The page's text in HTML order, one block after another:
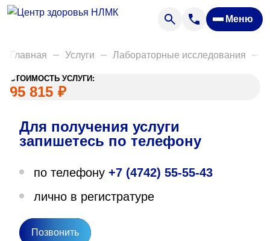
Меню
Анализы
Акции
Пациентам
Вакансии
О нас
Направления деятельности
Главная Услуги Лабораторные исследования
СТОИМОСТЬ УСЛУГИ:
95 815 ₽
Для получения услуги
запишетесь по телефону
по телефону +7 (4742) 55-55-43
лично в регистратуре
Позвонить